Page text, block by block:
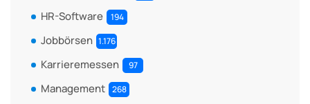
HR-Software 194
Jobbörsen 1.176
Karrieremessen 97
Management 268